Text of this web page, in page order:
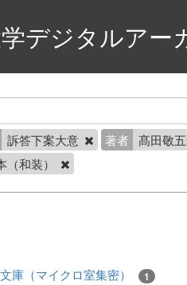
デジタルアー
訴答下案大意 著者
髙田敬
（和装）
庫（マイクロ室集密） 1